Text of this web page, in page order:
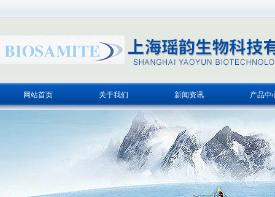
网站首页 关于我们 新闻资讯 产品中